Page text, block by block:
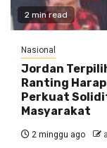
2 min read
Nasional
Jordan
Ranting
Perkuat
Masyarakat
2 minggu ago